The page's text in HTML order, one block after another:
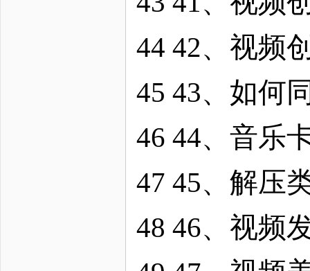
44 42、视频
45 43、如何
46 44、音乐
47 45、解压
48 46、视频